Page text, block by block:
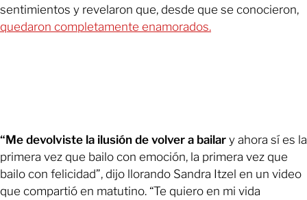
sentimientos y revelaron que, desde que se conocieron,
quedaron completamente enamorados.
“Me devolviste la ilusión de volver a bailar y ahora sí es la
primera vez que bailo con emoción, la primera vez que
bailo con felicidad”, dijo llorando Sandra Itzel en un video
que compartió en matutino. “Te quiero en mi vida